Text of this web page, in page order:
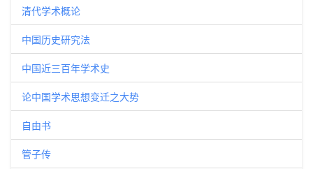
清代学术概论
中国历史研究法
中国近三百年学术史
论中国学术思想变迁之大势
自由书
管子传